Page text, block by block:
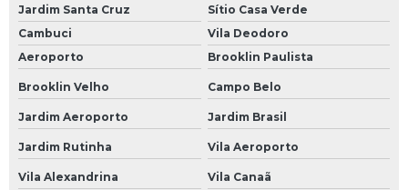
Bateria de Carro
Bateria de Carro 45
Bateria de Carro 45 Amperes
Bateria de Carro 50 Amperes
Jardim Santa Cruz
Sítio Casa Verde
Cambuci
Vila Deodoro
Aeroporto
Brooklin Paulista
Brooklin Velho Campo Belo
Jardim Aeroporto Jardim Brasil
Jardim Rutinha Vila Aeroporto
Vila Alexandrina Vila Canaã